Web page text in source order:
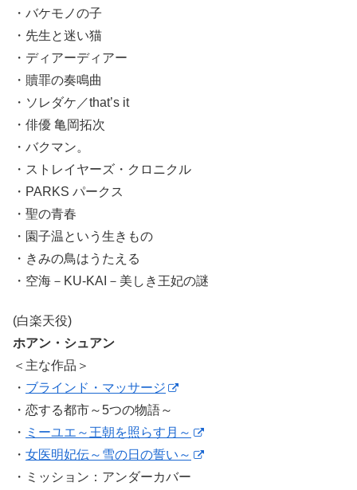
・バケモノの子
・先生と迷い猫
・ディアーディアー
・贖罪の奏鳴曲
・ソレダケ／that’s it
・俳優 亀岡拓次
・バクマン。
・ストレイヤーズ・クロニクル
・PARKS パークス
・聖の青春
・園子温という生きもの
・きみの鳥はうたえる
・空海－KU-KAI－美しき王妃の謎
(白楽天役)
ホアン・シュアン
＜主な作品＞
・ ブラインド・マッサージ
・恋する都市～5つの物語～
・ ミーユエ～王朝を照らす月～
・ 女医明妃伝～雪の日の誓い～
・ミッション：アンダーカバー